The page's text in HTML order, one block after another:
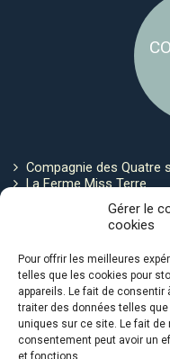
Gérer le
cookies
Pour offrir les meilleures
telles que les cookies pour
appareils. Le fait de
traiter des données telles
uniques sur ce site. Le fait de
consentement peut avoir un
et fonctions.
Compagnie des Quatre
La Ferme Miss Terre
Politique de cookies